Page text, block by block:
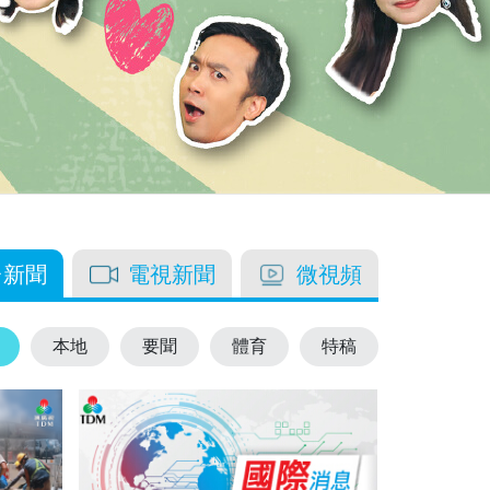
聞 電視新聞 微視頻
本地 要聞 體育 特稿